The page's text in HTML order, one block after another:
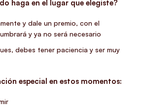
haga en el lugar que elegiste?
y dale un premio, con el
y ya no será necesario
debes tener paciencia y ser muy
especial en estos momentos: